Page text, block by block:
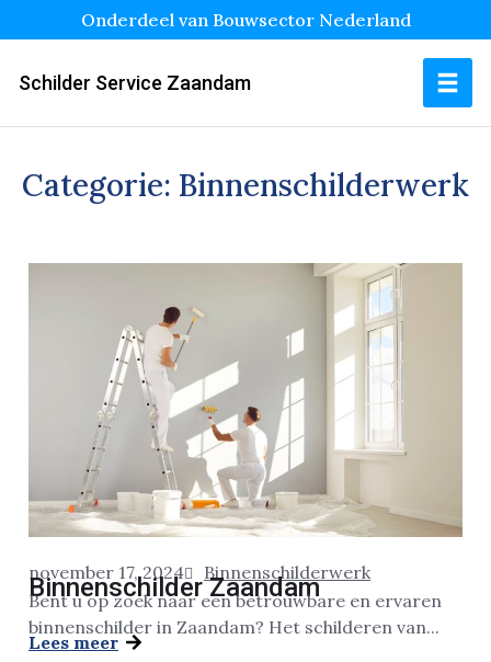
Onderdeel van Bouwsector Nederland
Schilder Service Zaandam
Categorie: Binnenschilderwerk
november 17, 2024 Binnenschilderwerk
Binnenschilder Zaandam
Bent u op zoek naar een betrouwbare en ervaren
binnenschilder in Zaandam? Het schilderen van...
Lees meer